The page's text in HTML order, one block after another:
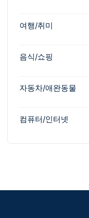
여행/취미
음식/쇼핑
자동차/애완동물
컴퓨터/인터넷